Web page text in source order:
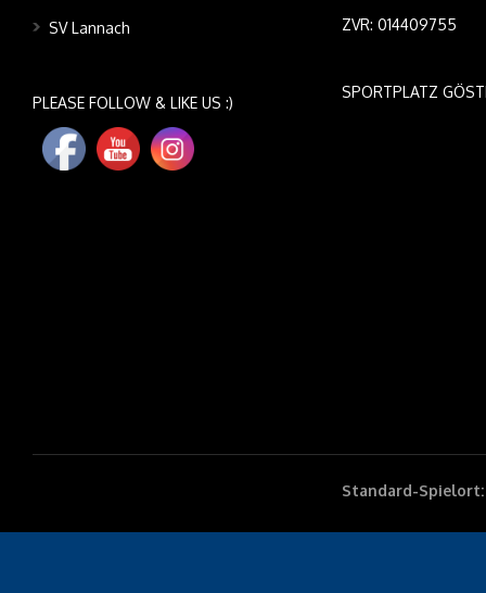
SV Lannach
PLEASE FOLLOW & LIKE US :)
ZVR: 014409755
SPORTPLATZ
Standard-Spielort: